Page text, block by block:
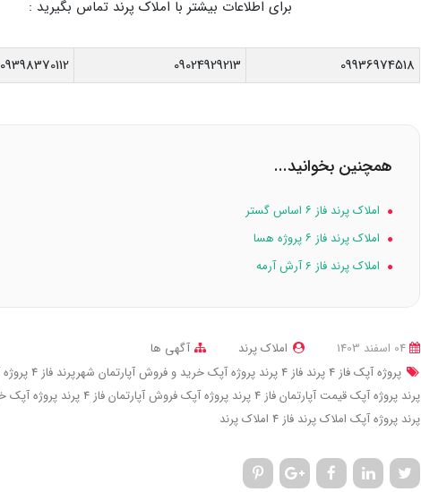
برای اطلاعات بیشتر با املاک پرند تماس بگیرید :
09936974518
09024929213
09398370112
همچنین بخوانید...
املاک پرند فاز ۶ اساس گستر
املاک پرند فاز ۶ پروژه هسا
املاک پرند فاز 6 آرش آرمه
املاک پرند
آگهی ها
پروژه آپک فاز 4 پرند
فاز 4 پرند پروژه آپک خرید و فروش آپارتمان شهرپرند فاز 4 پروژه آپک
پرند پروژه آپکقیمت آپارتمان فاز 4 پرند پروژه آپک فروش آپارتمان فاز 4 پرند پروژه آپک
پرند پروژه آپک املاک پرند فاز 4 املاک پرند